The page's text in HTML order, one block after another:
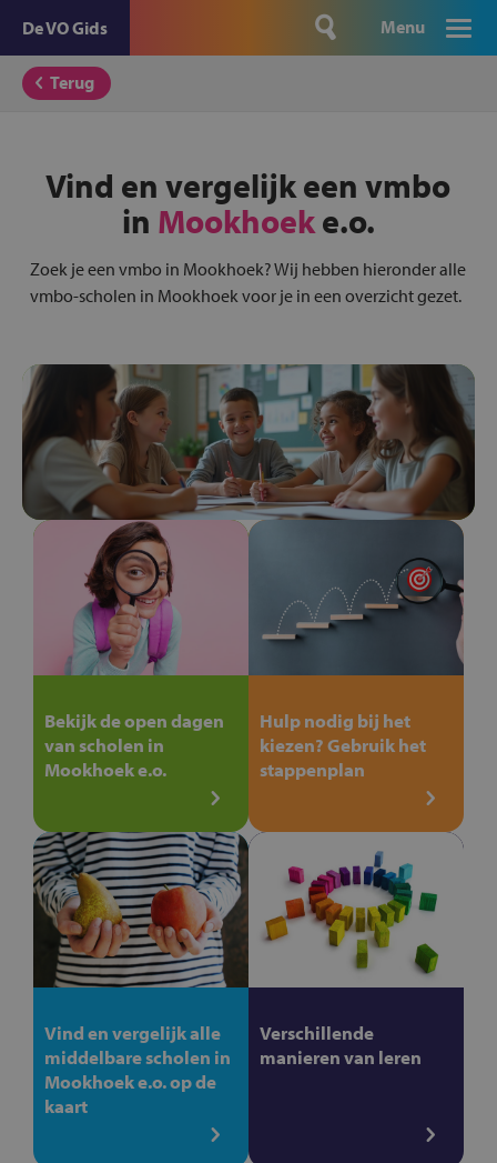
De VO Gids Menu
Terug
Vind en vergelijk een vmbo
in Mookhoeke.o.
Zoek je een vmbo in Mookhoek? Wij hebben hieronder alle
vmbo-scholen in Mookhoek voor je in een overzicht gezet.
Bekijk de open dagen
van scholen in
Mookhoek e.o.
Hulp nodig bij het
kiezen? Gebruik het
stappenplan
Vind en vergelijk alle
middelbare scholen in
Mookhoek e.o. op de
kaart
Verschillende
manieren van leren